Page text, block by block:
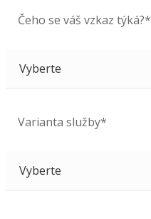
Čeho se váš vzkaz týká?*
Varianta služby*